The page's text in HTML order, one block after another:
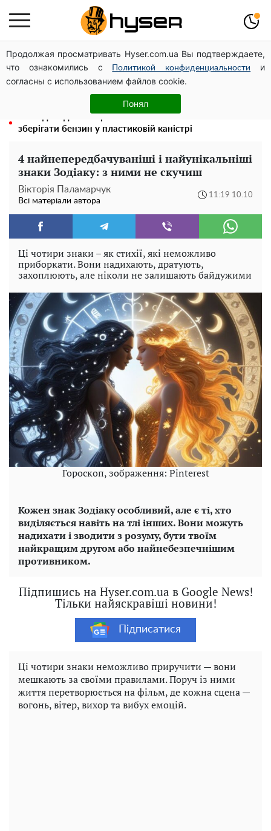
Продолжая просматривать Hyser.com.ua Вы подтверждаете,
что ознакомились с
Политикой конфиденциальности
и
согласны с использованием файлов cookie.
Понял
Олена Тополя злив відео – це далеко не все: фронтмен
"Антитіла" Тарас Тополя став наступним
Повністю гола Анна Трінчер блиснула "принадами":
таких розмірів ви ще не бачили
зберігати бензин у пластиковій каністрі
4 найнепередбачуваніші і найунікальніші
знаки Зодіаку: з ними не скучиш
Вікторія Паламарчук
Всі матеріали автора
11:19 10.10
Ці чотири знаки – як стихії, які неможливо
приборкати. Вони надихають, дратують,
захоплюють, але ніколи не залишають байдужими
Гороскоп, зображення: Pinterest
Кожен знак Зодіаку особливий, але є ті, хто
виділяється навіть на тлі інших. Вони можуть
надихати і зводити з розуму, бути твоїм
найкращим другом або найнебезпечнішим
противником.
Підпишись на Hyser.com.ua в Google News!
Тільки найяскравіші новини!
Підписатися
Ці чотири знаки неможливо приручити — вони
мешкають за своїми правилами. Поруч із ними
життя перетворюється на фільм, де кожна сцена —
вогонь, вітер, вихор та вибух емоцій.